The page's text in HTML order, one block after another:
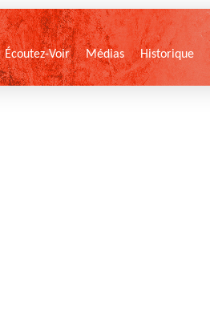
Écoutez-Voir Médias Historique